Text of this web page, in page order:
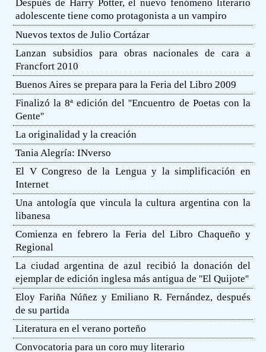
Después de Harry Potter, el nuevo fenómeno literario
adolescente tiene como protagonista a un vampiro
Nuevos textos de Julio Cortázar
Lanzan subsidios para obras nacionales de cara a
Francfort 2010
Buenos Aires se prepara para la Feria del Libro 2009
Finalizó la 8ª edición del ''Encuentro de Poetas con la
Gente''
La originalidad y la creación
Tania Alegría: INverso
El V Congreso de la Lengua y la simplificación en
Internet
Una antología que vincula la cultura argentina con la
libanesa
Comienza en febrero la Feria del Libro Chaqueño y
Regional
La ciudad argentina de azul recibió la donación del
ejemplar de edición inglesa más antigua de ''El Quijote''
Eloy Fariña Núñez y Emiliano R. Fernández, después
de su partida
Literatura en el verano porteño
Convocatoria para un coro muy literario